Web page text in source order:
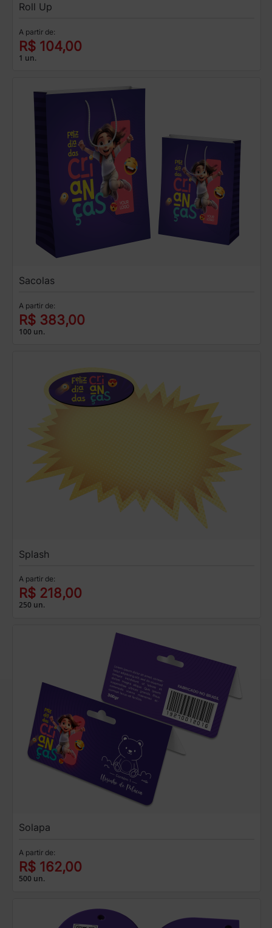
Roll Up
A partir de:
R$ 104,00
1 un.
Sacolas
A partir de:
R$ 383,00
100 un.
Splash
A partir de:
R$ 218,00
250 un.
Solapa
A partir de:
R$ 162,00
500 un.